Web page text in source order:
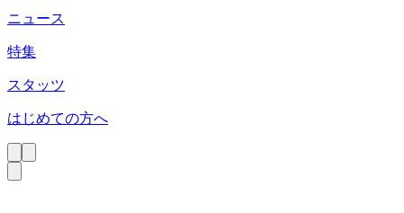
ニュース
特集
スタッツ
はじめての方へ